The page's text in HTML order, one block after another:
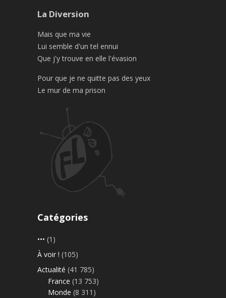
La Diversion
Mais que ma vie
Lui semble d'un tel ennui
Que j'y trouve en elle l'évasion
Pour que je ne quitte pas des yeux
Le mur de ma prison
Catégories
••• (1)
À voir ! (105)
Actualité (41 785)
France (13 753)
Monde (8 311)